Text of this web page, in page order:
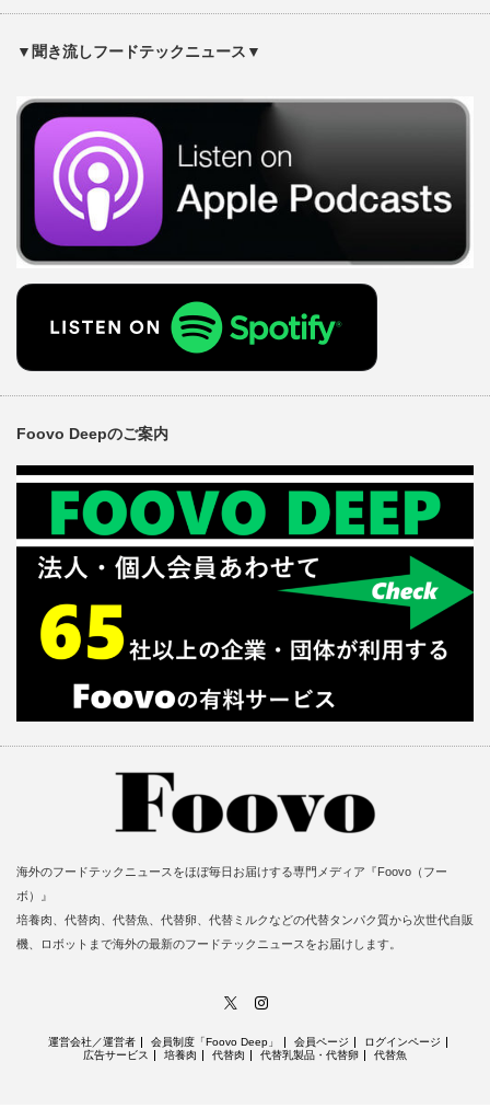
▼聞き流しフードテックニュース▼
Foovo Deepのご案内
海外のフードテックニュースをほぼ毎日お届けする専門メディア『Foovo（フー
ボ）』
培養肉、代替肉、代替魚、代替卵、代替ミルクなどの代替タンパク質から次世代自販
機、ロボットまで海外の最新のフードテックニュースをお届けします。
運営会社／運営者 会員制度「Foovo Deep」 会員ページ
ログインページ
広告サービス
培養肉 代替肉 代替乳製品・代替卵 代替魚